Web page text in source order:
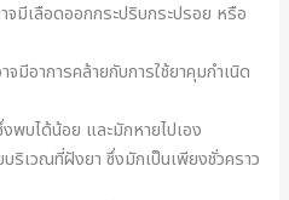
จมีเลือดออกกระปริบกระปรอย หรือ
มีอาการคล้ายกับการใช้ยาคุมกำเนิด
พบได้น้อย และมักหายไปเอง
ริเวณที่ฝังยา ซึ่งมักเป็นเพียงชั่วคราว